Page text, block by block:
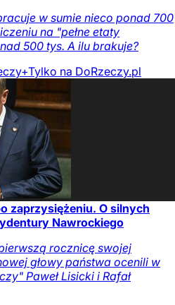
w sumie nieco ponad 700
na "pełne etaty
500 tys. A ilu brakuje?
Tylko na DoRzeczy.pl
zaprzysiężeniu. O silnych
Nawrockiego
rocznicę swojej
głowy państwa ocenili w
Paweł Lisicki i Rafał